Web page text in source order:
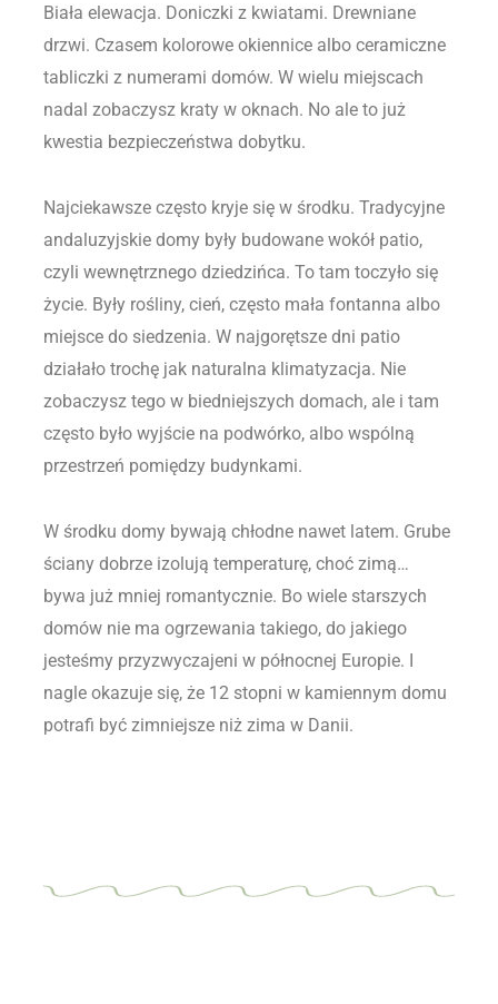
Biała elewacja. Doniczki z kwiatami. Drewniane
drzwi. Czasem kolorowe okiennice albo ceramiczne
tabliczki z numerami domów. W wielu miejscach
nadal zobaczysz kraty w oknach. No ale to już
kwestia bezpieczeństwa dobytku.
Najciekawsze często kryje się w środku. Tradycyjne
andaluzyjskie domy były budowane wokół patio,
czyli wewnętrznego dziedzińca. To tam toczyło się
życie. Były rośliny, cień, często mała fontanna albo
miejsce do siedzenia. W najgorętsze dni patio
działało trochę jak naturalna klimatyzacja. Nie
zobaczysz tego w biedniejszych domach, ale i tam
często było wyjście na podwórko, albo wspólną
przestrzeń pomiędzy budynkami.
W środku domy bywają chłodne nawet latem. Grube
ściany dobrze izolują temperaturę, choć zimą…
bywa już mniej romantycznie. Bo wiele starszych
domów nie ma ogrzewania takiego, do jakiego
jesteśmy przyzwyczajeni w północnej Europie. I
nagle okazuje się, że 12 stopni w kamiennym domu
potrafi być zimniejsze niż zima w Danii.